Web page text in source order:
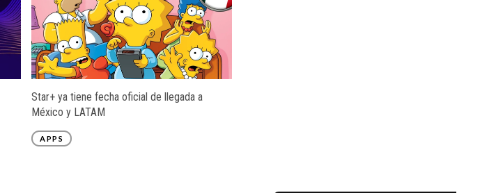
Star+ ya tiene fecha oficial de llegada a
México y LATAM
APPS